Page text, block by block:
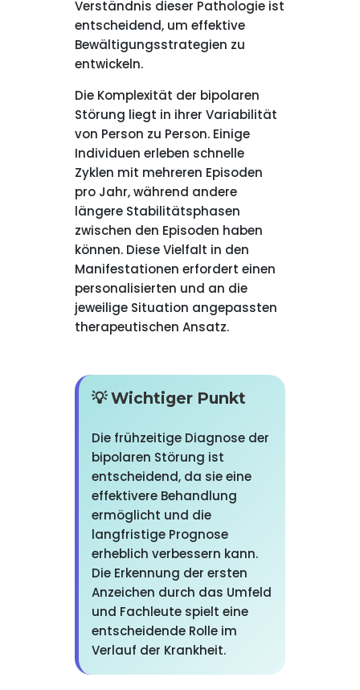
Verständnis dieser Pathologie ist
entscheidend, um effektive
Bewältigungsstrategien zu
entwickeln.
Die Komplexität der bipolaren
Störung liegt in ihrer Variabilität
von Person zu Person. Einige
Individuen erleben schnelle
Zyklen mit mehreren Episoden
pro Jahr, während andere
längere Stabilitätsphasen
zwischen den Episoden haben
können. Diese Vielfalt in den
Manifestationen erfordert einen
personalisierten und an die
jeweilige Situation angepassten
therapeutischen Ansatz.
💡 Wichtiger Punkt
Die frühzeitige Diagnose der
bipolaren Störung ist
entscheidend, da sie eine
effektivere Behandlung
ermöglicht und die
langfristige Prognose
erheblich verbessern kann.
Die Erkennung der ersten
Anzeichen durch das Umfeld
und Fachleute spielt eine
entscheidende Rolle im
Verlauf der Krankheit.